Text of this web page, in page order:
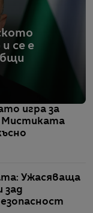
се е
игра за
Мистиката
Ужасяваща
зад